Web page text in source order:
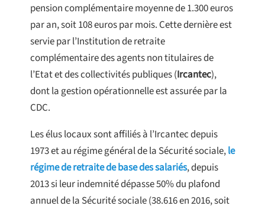
pension complémentaire moyenne de 1.300 euros
par an, soit 108 euros par mois. Cette dernière est
servie par l’Institution de retraite
complémentaire des agents non titulaires de
l’Etat et des collectivités publiques (Ircantec),
dont la gestion opérationnelle est assurée par la
CDC.
Les élus locaux sont affiliés à l’Ircantec depuis
1973 et au régime général de la Sécurité sociale,le
régime de retraite de base des salariés, depuis
2013 si leur indemnité dépasse 50% du plafond
annuel de la Sécurité sociale (38.616 en 2016, soit